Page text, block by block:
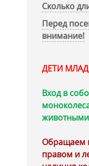
Сколько
Перед
внимание!
ДЕТИ
Вход в
животными
Обращаем
правом и